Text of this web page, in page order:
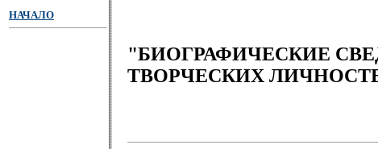
НАЧАЛО
"БИОГРАФИЧЕСКИЕ
ТВОРЧЕСКИХ